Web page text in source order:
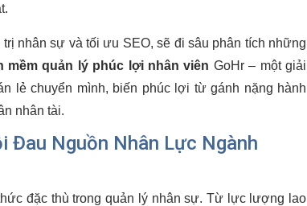
nhân sự và tối ưu SEO, sẽ đi sâu phân tích những
mềm quản lý phúc lợi nhân viên GoHr – một giải
lẻ chuyển mình, biến phúc lợi từ gánh nặng hành
nhân tài.
Đau Nguồn Nhân Lực Ngành
đặc thù trong quản lý nhân sự. Từ lực lượng lao